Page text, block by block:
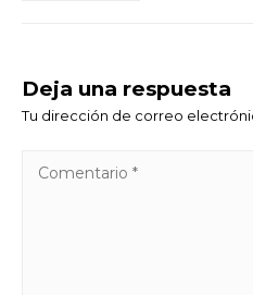
Deja una respuesta
Tu dirección de correo